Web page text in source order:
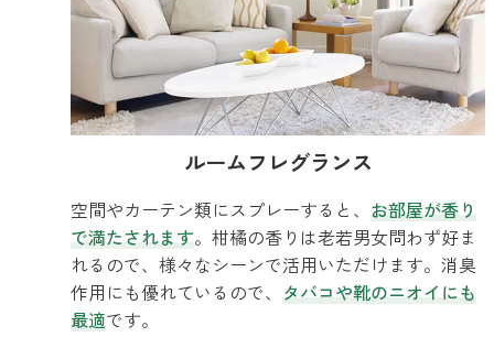
ルームフレグランス
空間やカーテン類にスプレーすると、 お部屋が香り
で満たされます。柑橘の香りは老若男女問わず好ま
れるので、様々なシーンで活用いただけます。消臭
作用にも優れているので、 タバコや靴のニオイにも
最適です。